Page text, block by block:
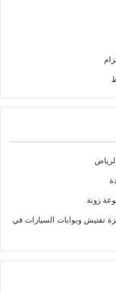
زونة
تفتيش وبوابات السيارات في